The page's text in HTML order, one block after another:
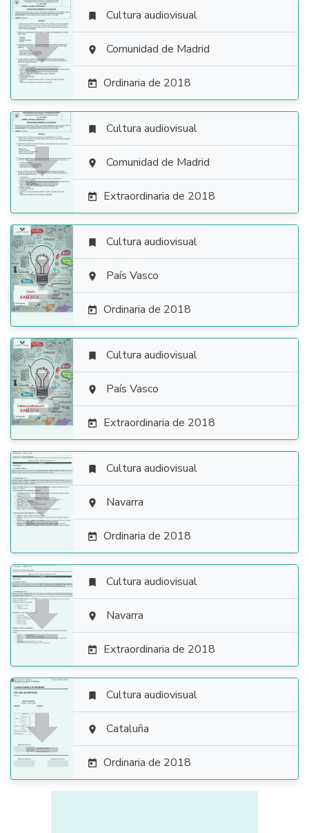

 Cultura audiovisual
 Comunidad de Madrid
 Ordinaria de 2018

 Cultura audiovisual
 Comunidad de Madrid
 Extraordinaria de 2018

 Cultura audiovisual
 País Vasco
 Ordinaria de 2018

 Cultura audiovisual
 País Vasco
 Extraordinaria de 2018

 Cultura audiovisual
 Navarra
 Ordinaria de 2018

 Cultura audiovisual
 Navarra
 Extraordinaria de 2018

 Cultura audiovisual
 Cataluña
 Ordinaria de 2018